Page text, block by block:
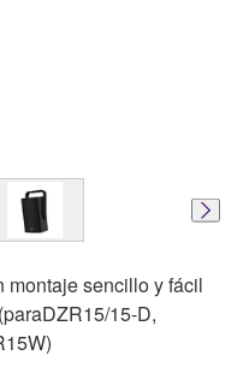
montaje sencillo y fácil
15-D,